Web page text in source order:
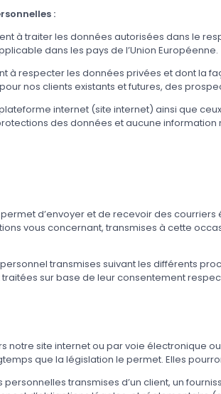
:
à traiter les données autorisées dans le
dans les pays de l’Union Européenne.
à respecter les données privées et dont la
nos clients existants et futures, des
internet (site internet) ainsi que
des données et aucune
d’envoyer et de recevoir des
vous concernant, transmises à cette
transmises suivant les différents
sur base de leur consentement
notre site internet ou par voie électronique
que la législation le permet. Elles
transmises d’un client, un